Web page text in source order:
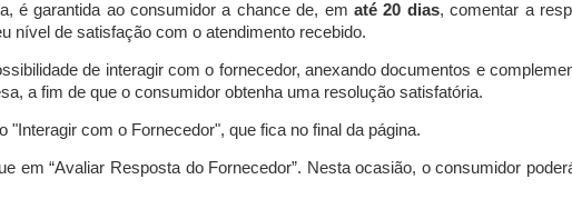
é garantida ao consumidor a chance de, em até 20 dias, comentar a
nível de satisfação com o atendimento recebido.
de interagir com o fornecedor, anexando documentos e
a fim de que o consumidor obtenha uma resolução satisfatória.
"Interagir com o Fornecedor", que fica no final da página.
em “Avaliar Resposta do Fornecedor”. Nesta ocasião, o consumidor